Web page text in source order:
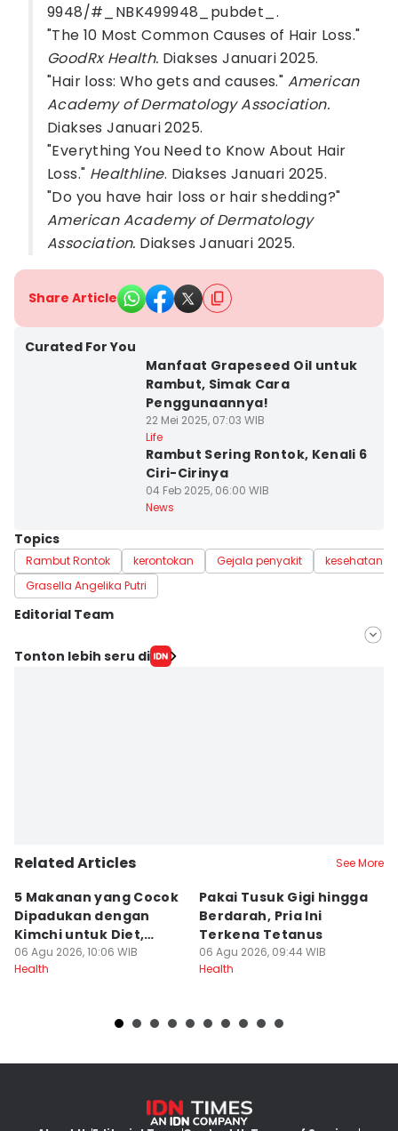
9948/#_NBK499948_pubdet_.
"The 10 Most Common Causes of Hair Loss."
GoodRx Health. Diakses Januari 2025.
"Hair loss: Who gets and causes." American
Academy of Dermatology Association.
Diakses Januari 2025.
"Everything You Need to Know About Hair
Loss." Healthline. Diakses Januari 2025.
"Do you have hair loss or hair shedding?"
American Academy of Dermatology
Association. Diakses Januari 2025.
Share Article
Curated For You
Manfaat Grapeseed Oil untuk
Rambut, Simak Cara
Penggunaannya!
22 Mei 2025, 07:03 WIB
Life
Rambut Sering Rontok, Kenali 6
Ciri-Cirinya
04 Feb 2025, 06:00 WIB
News
Topics
Rambut Rontok kerontokan Gejala penyakit
kesehatan
Grasella Angelika Putri
Editorial Team
Editor
Tonton lebih seru di
Related Articles See More
5 Makanan yang Cocok
Dipadukan dengan
Kimchi untuk Diet,
Ampuh?
06 Agu 2026, 10:06 WIB
Health
Pakai Tusuk Gigi hingga
Berdarah, Pria Ini
Terkena Tetanus
06 Agu 2026, 09:44 WIB
Health